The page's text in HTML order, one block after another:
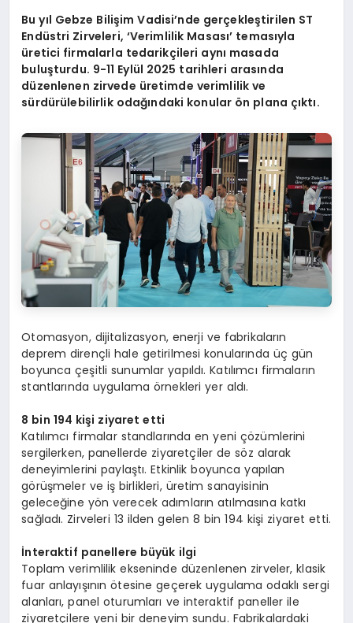
Bu yıl Gebze Bilişim Vadisi’nde gerçekleştirilen ST
Endüstri Zirveleri, ‘Verimlilik Masası’ temasıyla
üretici firmalarla tedarikçileri aynı masada
buluşturdu. 9-11 Eylül 2025 tarihleri arasında
düzenlenen zirvede üretimde verimlilik ve
sürdürülebilirlik odağındaki konular ön plana çıktı.
Otomasyon, dijitalizasyon, enerji ve fabrikaların
deprem dirençli hale getirilmesi konularında üç gün
boyunca çeşitli sunumlar yapıldı. Katılımcı firmaların
stantlarında uygulama örnekleri yer aldı.
8 bin 194 kişi ziyaret etti
Katılımcı firmalar standlarında en yeni çözümlerini
sergilerken, panellerde ziyaretçiler de söz alarak
deneyimlerini paylaştı. Etkinlik boyunca yapılan
görüşmeler ve iş birlikleri, üretim sanayisinin
geleceğine yön verecek adımların atılmasına katkı
sağladı. Zirveleri 13 ilden gelen 8 bin 194 kişi ziyaret etti.
İnteraktif panellere büyük ilgi
Toplam verimlilik ekseninde düzenlenen zirveler, klasik
fuar anlayışının ötesine geçerek uygulama odaklı sergi
alanları, panel oturumları ve interaktif paneller ile
ziyaretçilere yeni bir deneyim sundu. Fabrikalardaki